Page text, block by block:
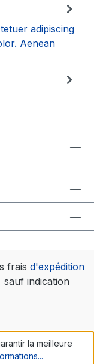
adipiscing
Aenean
frais d'expédition
sauf indication
la meilleure